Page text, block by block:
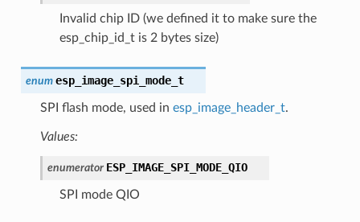
Invalid chip ID (we defined it to make sure the
esp_chip_id_t is 2 bytes size)
enum esp_image_spi_mode_t
SPI flash mode, used in esp_image_header_t.
Values:
enumerator ESP_IMAGE_SPI_MODE_QIO
SPI mode QIO